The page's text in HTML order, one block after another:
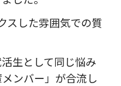
スした雰囲気での質
生として同じ悩み
ンバー」が合流し